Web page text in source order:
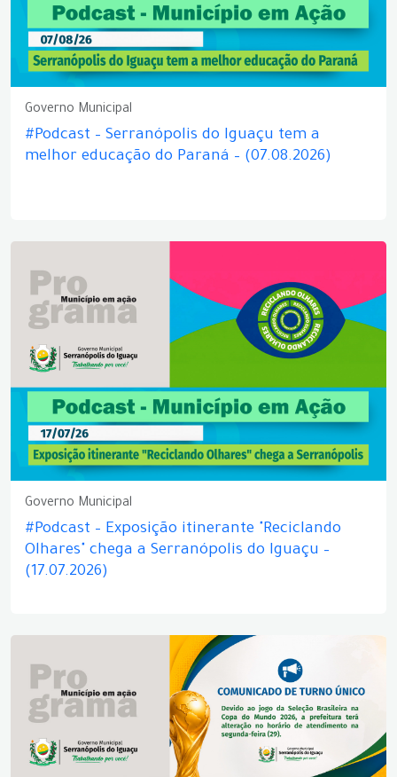
Governo Municipal
#Podcast – Serranópolis do Iguaçu tem a
melhor educação do Paraná – (07.08.2026)
Governo Municipal
#Podcast – Exposição itinerante "Reciclando
Olhares" chega a Serranópolis do Iguaçu –
(17.07.2026)